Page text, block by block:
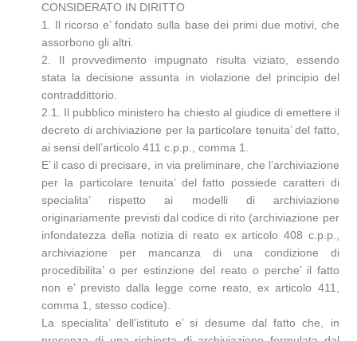
CONSIDERATO IN DIRITTO
1. Il ricorso e’ fondato sulla base dei primi due motivi, che
assorbono gli altri.
2. Il provvedimento impugnato risulta viziato, essendo
stata la decisione assunta in violazione del principio del
contraddittorio.
2.1. Il pubblico ministero ha chiesto al giudice di emettere il
decreto di archiviazione per la particolare tenuita’ del fatto,
ai sensi dell’articolo 411 c.p.p., comma 1.
E’ il caso di precisare, in via preliminare, che l’archiviazione
per la particolare tenuita’ del fatto possiede caratteri di
specialita’ rispetto ai modelli di archiviazione
originariamente previsti dal codice di rito (archiviazione per
infondatezza della notizia di reato ex articolo 408 c.p.p.,
archiviazione per mancanza di una condizione di
procedibilita’ o per estinzione del reato o perche’ il fatto
non e’ previsto dalla legge come reato, ex articolo 411,
comma 1, stesso codice).
La specialita’ dell’istituto e’ si desume dal fatto che, in